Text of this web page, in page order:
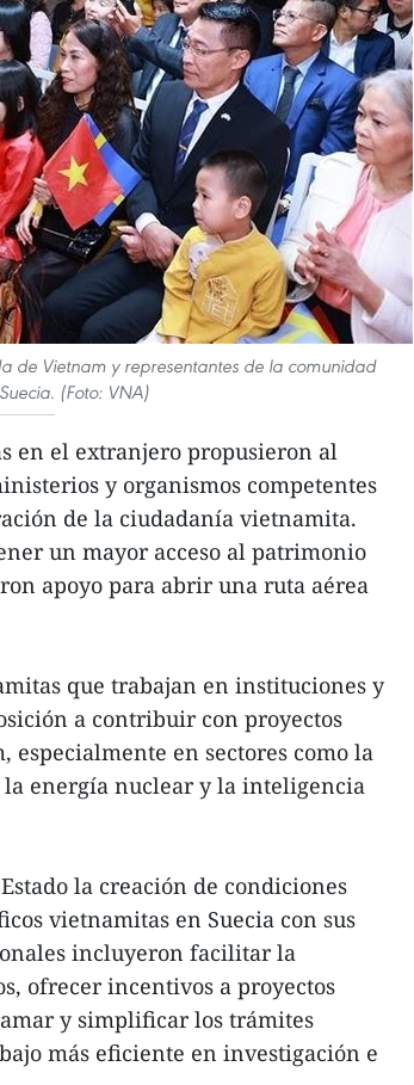
de Vietnam y representantes de la comunidad
(Foto: VNA)
en el extranjero propusieron al
y organismos competentes
de la ciudadanía vietnamita.
un mayor acceso al patrimonio
apoyo para abrir una ruta aérea
que trabajan en instituciones y
a contribuir con proyectos
especialmente en sectores como la
energía nuclear y la inteligencia
la creación de condiciones
vietnamitas en Suecia con sus
incluyeron facilitar la
ofrecer incentivos a proyectos
y simplificar los trámites
más eficiente en investigación e